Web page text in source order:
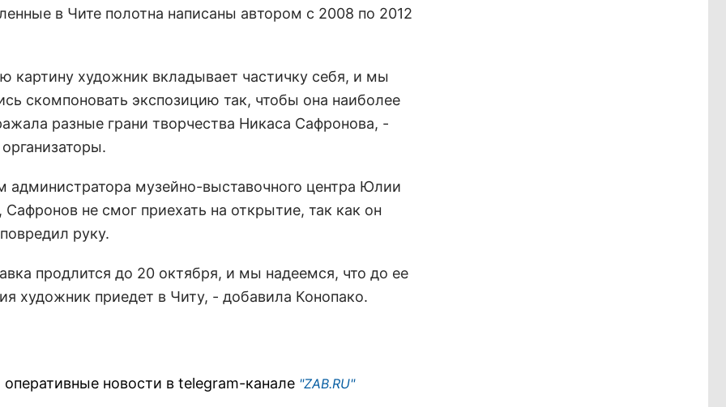
в Чите полотна написаны автором с 2008 по 2012
картину художник вкладывает частичку себя, и мы
скомпоновать экспозицию так, чтобы она наиболее
разные грани творчества Никаса Сафронова, -
администратора музейно-выставочного центра Юлии
Сафронов не смог приехать на открытие, так как он
руку.
продлится до 20 октября, и мы надеемся, что до ее
художник приедет в Читу, - добавила Конопако.
новости в telegram-канале "ZAB.RU"